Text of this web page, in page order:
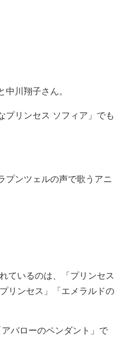
川翔子さん。
プリンセス ソフィア」でも
プンツェルの声で歌うアニ
ているのは、「プリンセス
リンセス」「エメラルドの
バローのペンダント」で